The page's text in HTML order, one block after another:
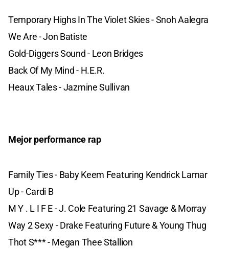
Temporary Highs In The Violet Skies - Snoh Aalegra
We Are - Jon Batiste
Gold-Diggers Sound - Leon Bridges
Back Of My Mind - H.E.R.
Heaux Tales - Jazmine Sullivan
Mejor performance rap
Family Ties - Baby Keem Featuring Kendrick Lamar
Up - Cardi B
M Y . L I F E - J. Cole Featuring 21 Savage & Morray
Way 2 Sexy - Drake Featuring Future & Young Thug
Thot S*** - Megan Thee Stallion